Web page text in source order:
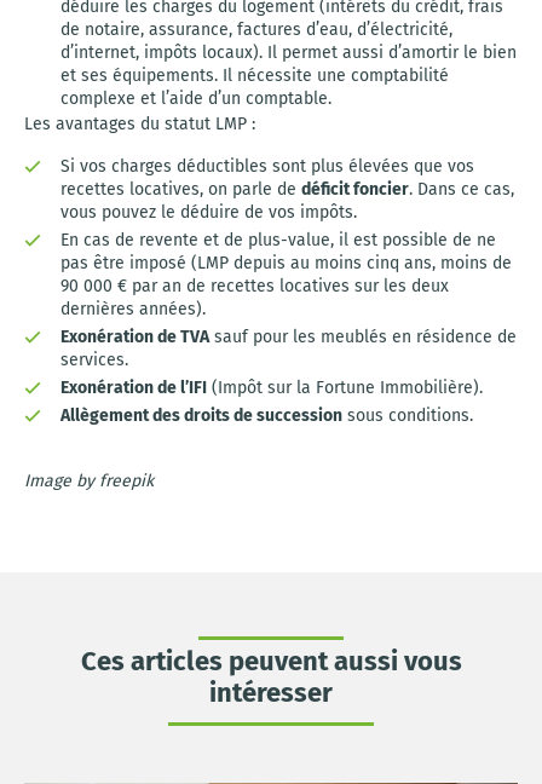
déduire les charges du logement (intérêts du crédit, frais
de notaire, assurance, factures d’eau, d’électricité,
d’internet, impôts locaux). Il permet aussi d’amortir le bien
et ses équipements. Il nécessite une comptabilité
complexe et l’aide d’un comptable.
Les avantages du statut LMP :
Si vos charges déductibles sont plus élevées que vos
recettes locatives, on parle de déficit foncier. Dans ce cas,
vous pouvez le déduire de vos impôts.
En cas de revente et de plus-value, il est possible de ne
pas être imposé (LMP depuis au moins cinq ans, moins de
90 000 € par an de recettes locatives sur les deux
dernières années).
Exonération de TVAsauf pour les meublés en résidence de
services.
Exonération de l’IFI (Impôt sur la Fortune Immobilière).
Allègement des droits de succession sous conditions.
Image by freepik
Ces articles peuvent aussi vous
intéresser